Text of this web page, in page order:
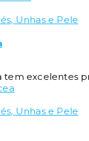
Unhas e Pele
tem excelentes
Unhas e Pele